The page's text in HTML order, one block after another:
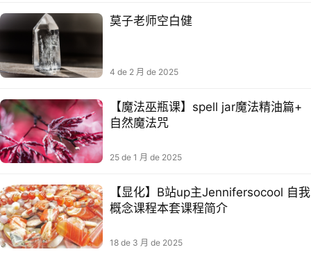
莫子老师空白健
4 de 2 月 de 2025
【魔法巫瓶课】spell jar魔法精油篇+
自然魔法咒
25 de 1 月 de 2025
【显化】B站up主Jennifersocool 自我‮
念概‬课程本套课程‮介简
18 de 3 月 de 2025